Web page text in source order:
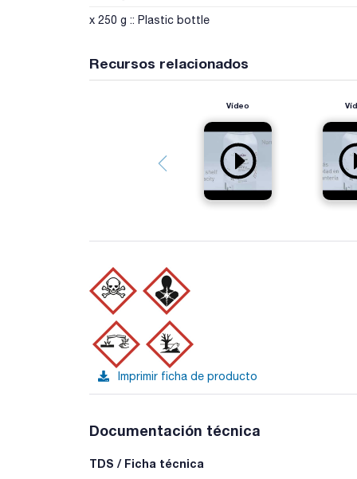
x 250 g :: Plastic bottle
Recursos relacionados
Vídeo
Imprimir ficha de producto
Documentación técnica
TDS / Ficha técnica